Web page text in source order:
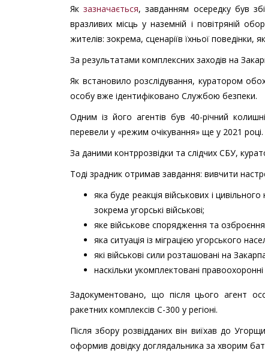
Якзазначається, завданням осередку був
вразливих місць у наземній і повітряній
жителів: зокрема, сценаріїв їхньої поведінки,
За результатами комплексних заходів на
Як встановило розслідування, куратором
особу вже ідентифіковано Службою безпеки.
Одним із його агентів був 40-річний
перевели у «режим очікування» ще у 2021 році.
За даними контррозвідки та слідчих СБУ,
Тоді зрадник отримав завдання: вивчити
яка буде реакція військових і
зокрема угорські військові;
яке військове спорядження та
яка ситуація із міграцією угорського
які військові сили розташовані на
наскільки укомплектовані
Задокументовано, що після цього агент
ракетних комплексів С-300 у регіоні.
Після збору розвідданих він виїхав до
оформив довідку доглядальника за хворим